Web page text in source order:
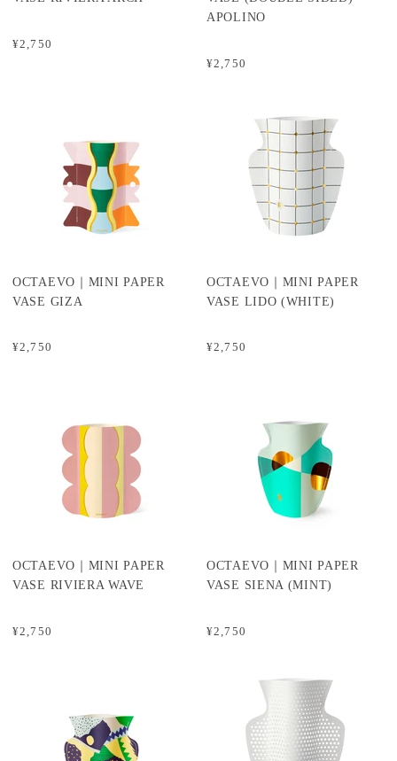
¥2,750
¥2,750
APOLINO
¥2,750
OCTAEVO｜MINI PAPER
VASE GIZA
¥2,750
OCTAEVO｜MINI PAPER
VASE LIDO (WHITE)
¥2,750
OCTAEVO｜MINI PAPER
VASE RIVIERA WAVE
¥2,750
OCTAEVO｜MINI PAPER
VASE SIENA (MINT)